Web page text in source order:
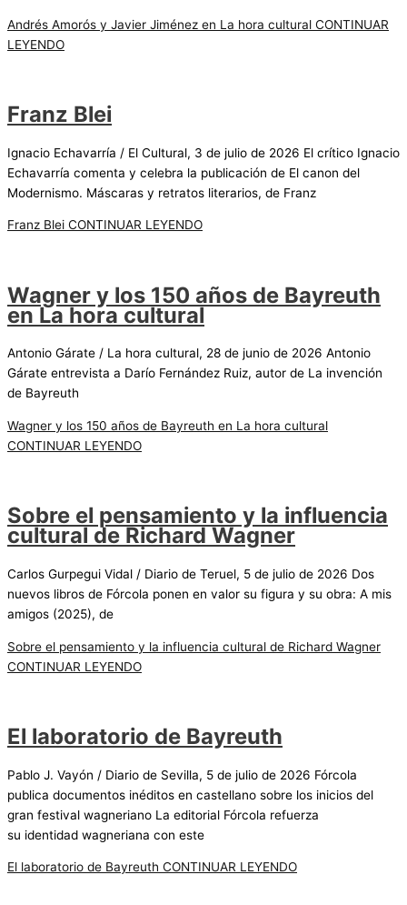
Andrés Amorós y Javier Jiménez en La hora cultural CONTINUAR
LEYENDO
Franz Blei
Ignacio Echavarría / El Cultural, 3 de julio de 2026 El crítico Ignacio
Echavarría comenta y celebra la publicación de El canon del
Modernismo. Máscaras y retratos literarios, de Franz
Franz Blei CONTINUAR LEYENDO
Wagner y los 150 años de Bayreuth
en La hora cultural
Antonio Gárate / La hora cultural, 28 de junio de 2026 Antonio
Gárate entrevista a Darío Fernández Ruiz, autor de La invención
de Bayreuth
Wagner y los 150 años de Bayreuth en La hora cultural
CONTINUAR LEYENDO
Sobre el pensamiento y la influencia
cultural de Richard Wagner
Carlos Gurpegui Vidal / Diario de Teruel, 5 de julio de 2026 Dos
nuevos libros de Fórcola ponen en valor su figura y su obra: A mis
amigos (2025), de
Sobre el pensamiento y la influencia cultural de Richard Wagner
CONTINUAR LEYENDO
El laboratorio de Bayreuth
Pablo J. Vayón / Diario de Sevilla, 5 de julio de 2026 Fórcola
publica documentos inéditos en castellano sobre los inicios del
gran festival wagneriano La editorial Fórcola refuerza
su identidad wagneriana con este
El laboratorio de Bayreuth CONTINUAR LEYENDO